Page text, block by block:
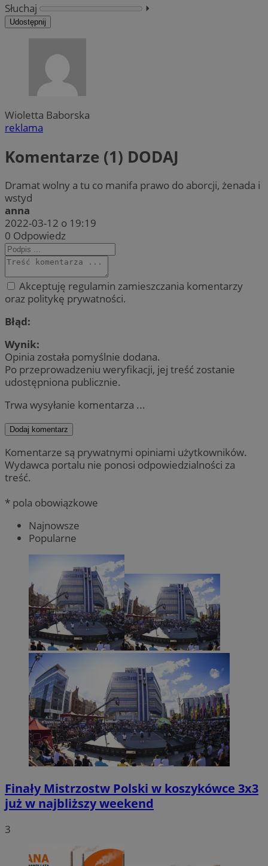
Słuchaj
⏵︎
Udostępnij
Wioletta Baborska
reklama
Komentarze (1) DODAJ
Dramat wolny a tu co manifa prawo do aborcji, żenada i
wstyd
anna
2022-03-12 o 19:19
0 Odpowiedz
Akceptuję regulamin zamieszczania komentarzy
oraz politykę prywatności.
Błąd:
Wynik:
Opinia została pomyślnie dodana.
Po przeprowadzeniu weryfikacji, jej treść zostanie
udostępniona publicznie.
Trwa wysyłanie komentarza ...
Dodaj komentarz
Komentarze są prywatnymi opiniami użytkowników.
Wydawca portalu nie ponosi odpowiedzialności za
treść.
* pola obowiązkowe
Najnowsze
Popularne
Finały Mistrzostw Polski w koszykówce 3x3
już w najbliższy weekend
3